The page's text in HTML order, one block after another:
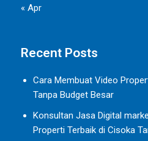
« Apr
Recent Posts
Cara Membuat Video
Tanpa Budget Besar
Konsultan Jasa Digital
Properti Terbaik di Cisoka